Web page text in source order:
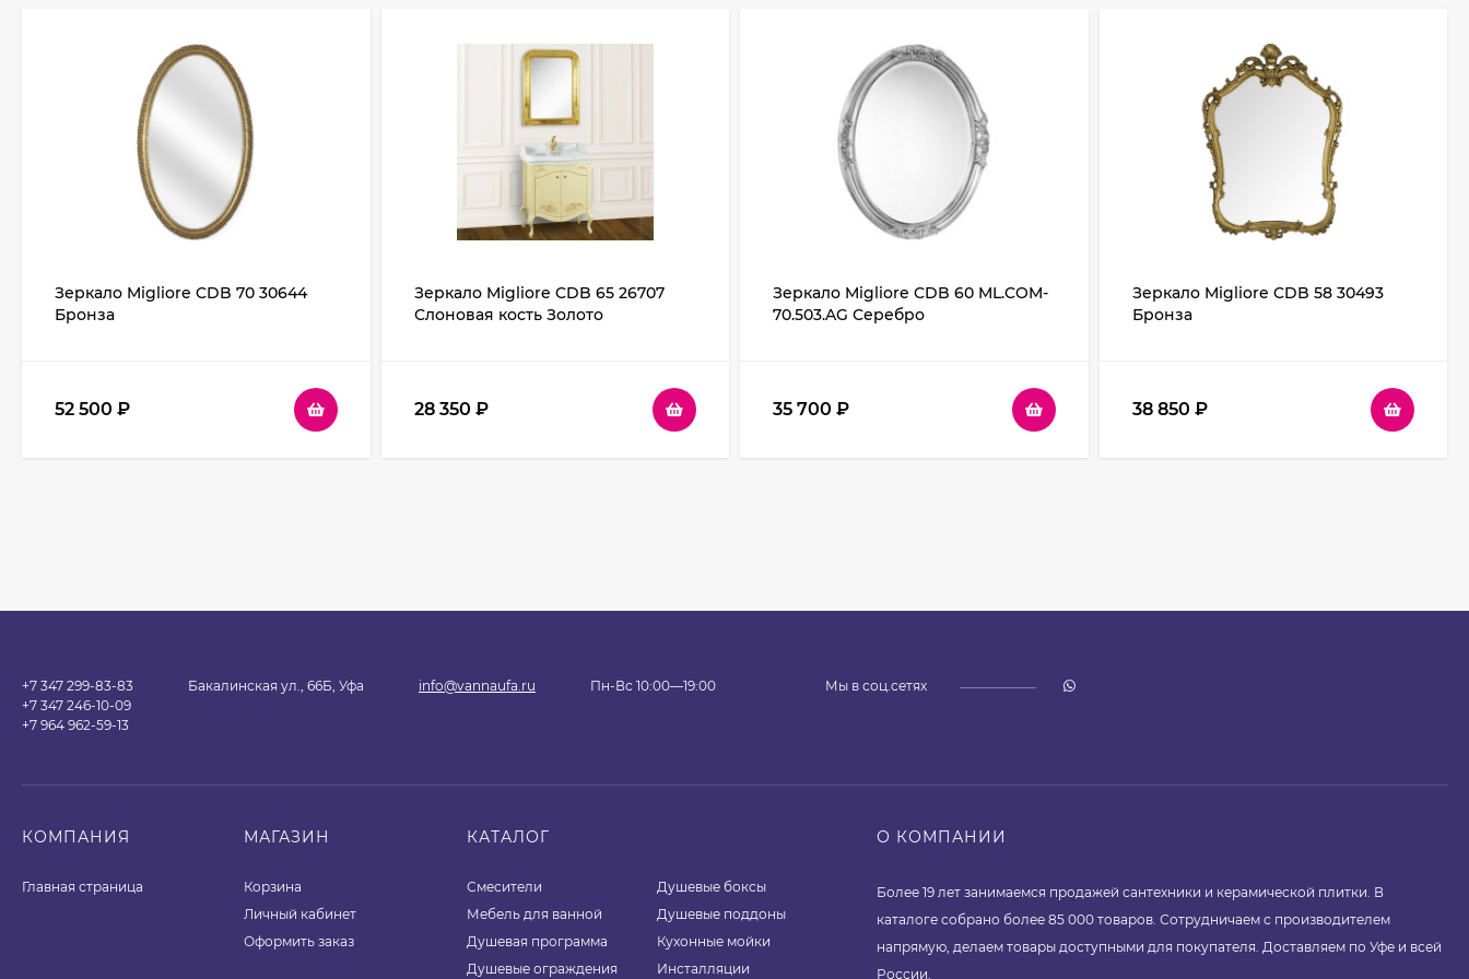
Зеркало Migliore CDB 70 30644
Бронза
52 500 ₽
Зеркало Migliore CDB 65 26707
Слоновая кость Золото
28 350 ₽
Зеркало Migliore CDB 60 ML.COM-
70.503.AG Серебро
35 700 ₽
Зеркало Migliore CDB 58 30493
Бронза
38 850 ₽
+7 347 299-83-83
+7 347 246-10-09
+7 964 962-59-13
Бакалинская ул., 66Б, Уфа info@vannaufa.ru Пн-Вс 10:00—19:00 Мы в соц.сетях
КОМПАНИЯ
Главная страница
МАГАЗИН
Корзина
Личный кабинет
Оформить заказ
КАТАЛОГ
Смесители
Мебель для ванной
Душевая программа
Душевые ограждения
Душевые боксы
Душевые поддоны
Кухонные мойки
Инсталляции
О КОМПАНИИ
Более 19 лет занимаемся продажей сантехники и керамической плитки. В
каталоге собрано более 85 000 товаров. Сотрудничаем с производителем
напрямую, делаем товары доступными для покупателя. Доставляем по Уфе и всей
России.